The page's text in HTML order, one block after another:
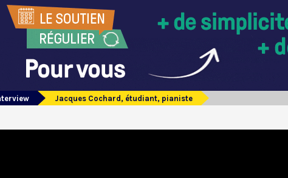
Jacques Cochard, étudiant, pianiste